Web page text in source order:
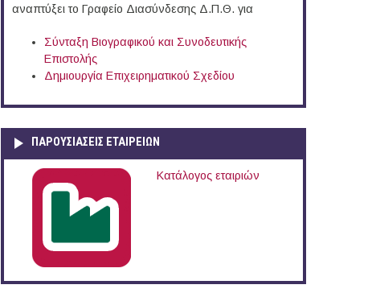
αναπτύξει το Γραφείο Διασύνδεσης Δ.Π.Θ. για
Σύνταξη Βιογραφικού και Συνοδευτικής
Επιστολής
Δημιουργία Επιχειρηματικού Σχεδίου
ΠΑΡΟΥΣΙΆΣΕΙΣ ΕΤΑΙΡΕΙΏΝ
Κατάλογος εταιριών